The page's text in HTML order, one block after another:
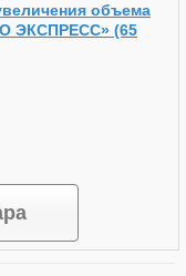
объема
ЭКСПРЕСС» (65